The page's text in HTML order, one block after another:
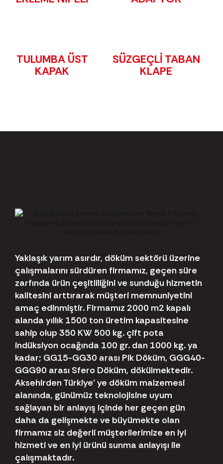
TULUMBA ÜST
KAPAK
SÜZGEÇLİ TABAN
KLAPE
Yaklaşık yarım asırdır, döküm sektörü üzerine
çalışmalarını sürdüren firmamız, geçen süre
zarfında ürün çeşitliliğini ve sunduğu hizmetin
kalitesini arttırarak müşteri memnuniyetini
amaç edinmiştir. Firmamız 2000 m2 kapalı
alanda yıllık 1500 ton üretim kapasitesine
sahip olup 350 KW 500 kg. çift pota
indüksiyon ocağında 100 gr. dan 1000 kg. ya
kadar; GG15-GG30 arası Pik Döküm, GGG40-
GGG90 arası Sfero Döküm, dökülmektedir.
Aksehirden Türkiye' ye döküm malzemesi
alanında, günümüz teknolojisine uyum
sağlayan bir anlayış içinde her geçen gün
daha da gelişmekte ve büyümekte olan
firmamız siz değerli müşterilerimize en iyi
hizmeti ve en iyi ürünü sunma anlayışı ile
çalışmaktadır.